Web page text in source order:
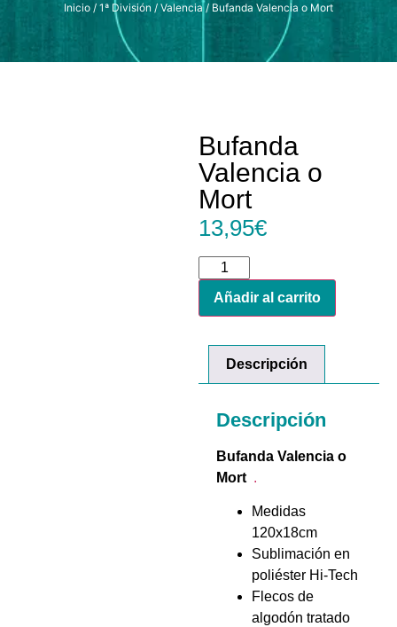
Inicio / 1ª División / Valencia/ Bufanda Valencia o Mort
Bufanda
Valencia o
Mort
13,95€
Añadir al carrito
Descripción
Descripción
Bufanda Valencia o
Mort .
Medidas
120x18cm
Sublimación en
poliéster Hi-Tech
Flecos de
algodón tratado